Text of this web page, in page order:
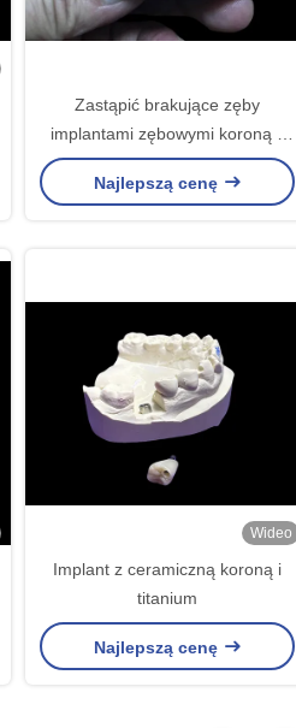
Zastąpić brakujące zęby
implantami zębowymi koroną z
wkręconą titanową podstawą i
cyrkonianą koroną
Najlepszą cenę
Wideo
Implant z ceramiczną koroną i
titanium
Najlepszą cenę